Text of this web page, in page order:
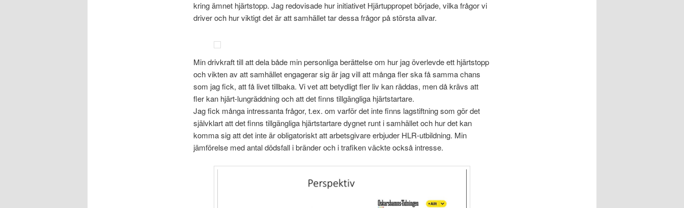
kring ämnet hjärtstopp. Jag redovisade hur initiativet Hjärtuppropet började, vilka frågor vi
driver och hur viktigt det är att samhället tar dessa frågor på största allvar.
Min drivkraft till att dela både min personliga berättelse om hur jag överlevde ett hjärtstopp
och vikten av att samhället engagerar sig är jag vill att många fler ska få samma chans
som jag fick, att få livet tillbaka. Vi vet att betydligt fler liv kan räddas, men då krävs att
fler kan hjärt-lungräddning och att det finns tillgängliga hjärtstartare.
Jag fick många intressanta frågor, t.ex. om varför det inte finns lagstiftning som gör det
självklart att det finns tillgängliga hjärtstartare dygnet runt i samhället och hur det kan
komma sig att det inte är obligatoriskt att arbetsgivare erbjuder HLR-utbildning. Min
jämförelse med antal dödsfall i bränder och i trafiken väckte också intresse.